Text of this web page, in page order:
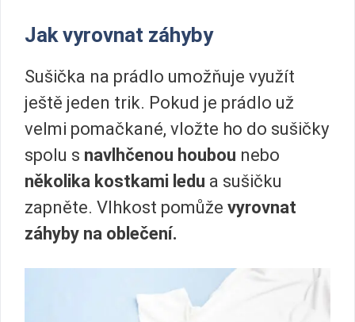
Jak vyrovnat záhyby
Sušička na prádlo umožňuje využít
ještě jeden trik. Pokud je prádlo už
velmi pomačkané, vložte ho do sušičky
spolu s navlhčenou houbou nebo
několika kostkami ledu a sušičku
zapněte. Vlhkost pomůže vyrovnat
záhyby na oblečení.